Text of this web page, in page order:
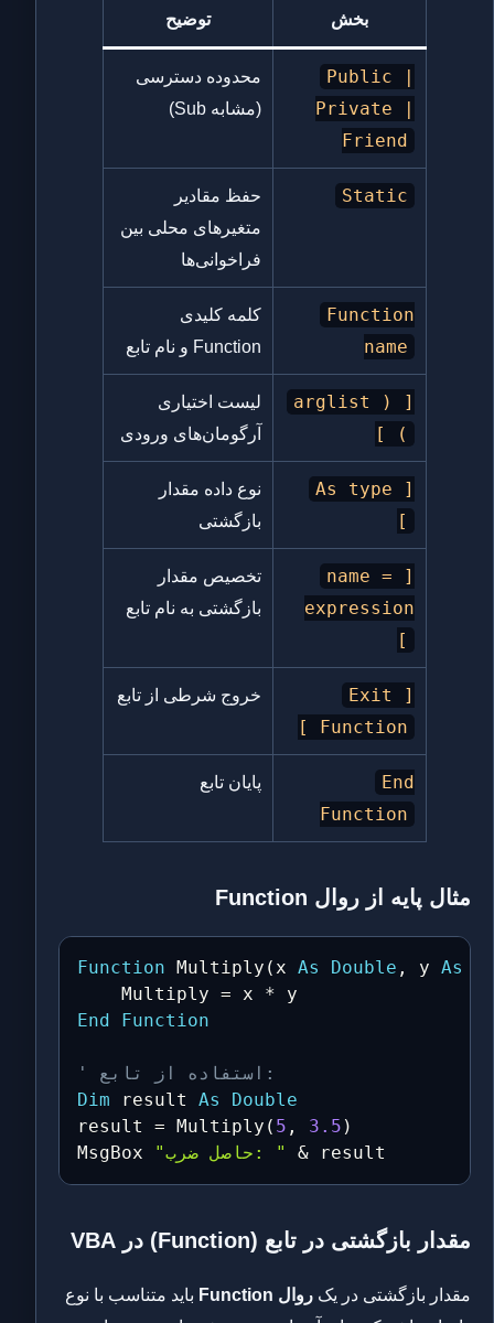
بخش توضیح
Public |
Private |
Friend
محدوده دسترسی
(مشابه Sub)
Static
حفظ مقادیر
متغیرهای محلی بین
فراخوانی‌ها
Function
name
کلمه کلیدی
Function و نام تابع
[ ( arglist
) ]
لیست اختیاری
آرگومان‌های ورودی
[ As type
]
نوع داده مقدار
بازگشتی
[ name =
expression
]
تخصیص مقدار
بازگشتی به نام تابع
[ Exit
Function ]
خروج شرطی از تابع
End
Function
پایان تابع
مثال پایه از روال Function
Function Multiply ( x As Double , y As
    Multiply
= x *
End
Function
' استفاده از تابع:
Dim result As
Double
result = Multiply ( 5 , 3.5 )
MsgBox
"حاصل ضرب: " & result
مقدار بازگشتی در تابع (Function) در VBA
مقدار بازگشتی در یک روال Function
باید متناسب با نوع